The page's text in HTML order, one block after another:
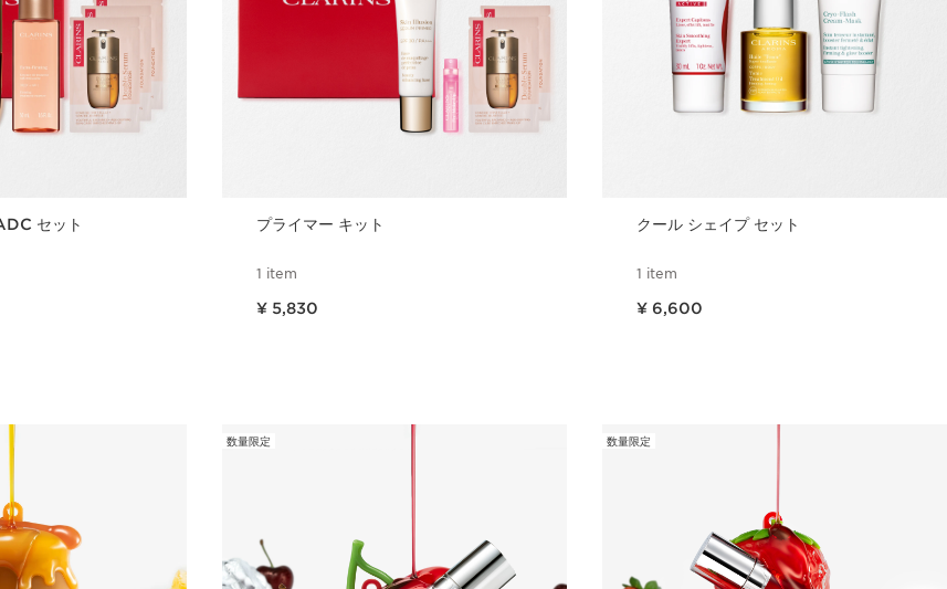
セット プライマー キット
1 item
¥ 5,830
クール シェイプ セット
1 item
¥ 6,600
数量限定 数量限定